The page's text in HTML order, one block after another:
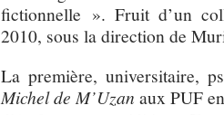
fictionnelle ». Fruit d’un
2010, sous la direction de
La première, universitaire,
Michel de M’Uzan aux PUF